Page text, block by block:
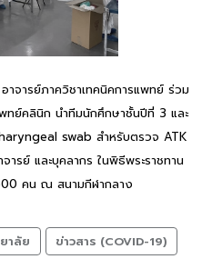
จารย์ภาควิชาเทคนิคการแพทย์ ร่วม
ทย์คลินิก นำทีมนักศึกษาชั้นปีที่ 3 และ
swab สำหรับตรวจ ATK
รย์ และบุคลากร ในพิธีพระราชทาน
คน ณ สนามกีฬากลาง
าลัย
ข่าวสาร (COVID-19)